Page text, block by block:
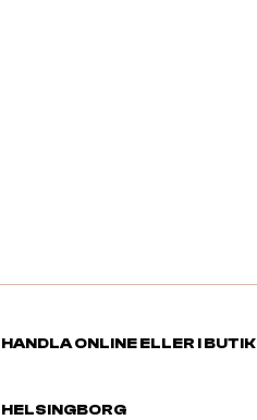
HANDLA ONLINE ELLER I BUTIK
HELSINGBORG